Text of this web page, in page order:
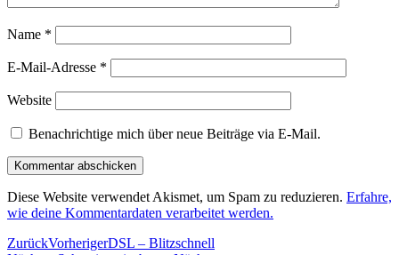
Name *
E-Mail-Adresse *
Website
Benachrichtige mich über neue Beiträge via E-Mail.
Diese Website verwendet Akismet, um Spam zu reduzieren. Erfahre,
wie deine Kommentardaten verarbeitet werden.
ZurückVorherigerDSL – Blitzschnell